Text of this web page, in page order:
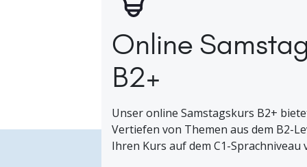
Online
B2+
Unser online Samstagskurs B2+
Vertiefen von Themen aus dem B2-
Ihren Kurs auf dem C1-Sprachniveau